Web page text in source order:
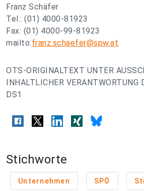
Franz Schäfer
Tel.: (01) 4000-81923
Fax: (01) 4000-99-81923
mailto:franz.schaefer@spw.at
OTS-ORIGINALTEXT UNTER
INHALTLICHER VERANTWORTUNG
DS1
Stichworte
Unternehmen SPÖ